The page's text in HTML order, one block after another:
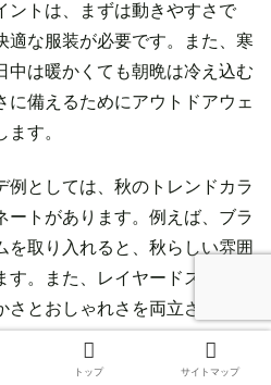
ントは、まずは動きやすさで
適な服装が必要です。また、寒
中は暖かくても朝晩は冷え込む
に備えるためにアウトドアウェ
す。
例としては、秋のトレンドカラ
ートがあります。例えば、ブラ
を取り入れると、秋らしい雰囲
。また、レイヤードスタイル
とおしゃれさを両立させるこ
トップ サイトマップ